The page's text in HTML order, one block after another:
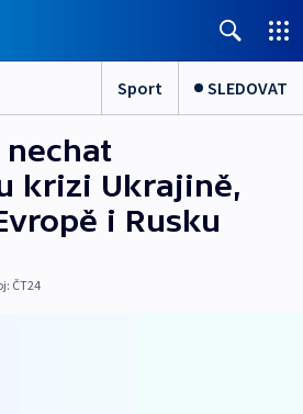
Sport SLEDOVAT
nechat
krizi Ukrajině,
i Rusku
ČT24